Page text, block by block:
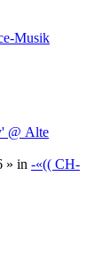
Musik
@ Alte
» in -«(( CH-